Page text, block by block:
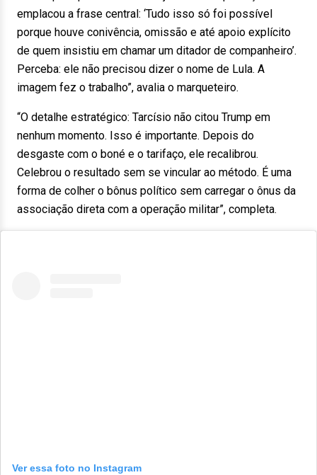
emplacou a frase central: ‘Tudo isso só foi possível
porque houve conivência, omissão e até apoio explícito
de quem insistiu em chamar um ditador de companheiro’.
Perceba: ele não precisou dizer o nome de Lula. A
imagem fez o trabalho”, avalia o marqueteiro.
“O detalhe estratégico: Tarcísio não citou Trump em
nenhum momento. Isso é importante. Depois do
desgaste com o boné e o tarifaço, ele recalibrou.
Celebrou o resultado sem se vincular ao método. É uma
forma de colher o bônus político sem carregar o ônus da
associação direta com a operação militar”, completa.
Ver essa foto no Instagram